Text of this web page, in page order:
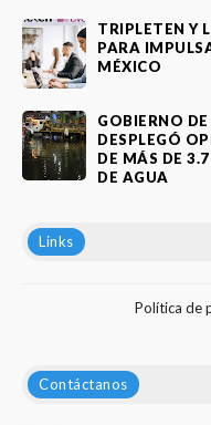
TRIPLETEN Y
PARA
MÉXICO
GOBIERNO
DESPLEGÓ
DE MÁS DE
DE AGUA
Links
Política de
Contáctanos